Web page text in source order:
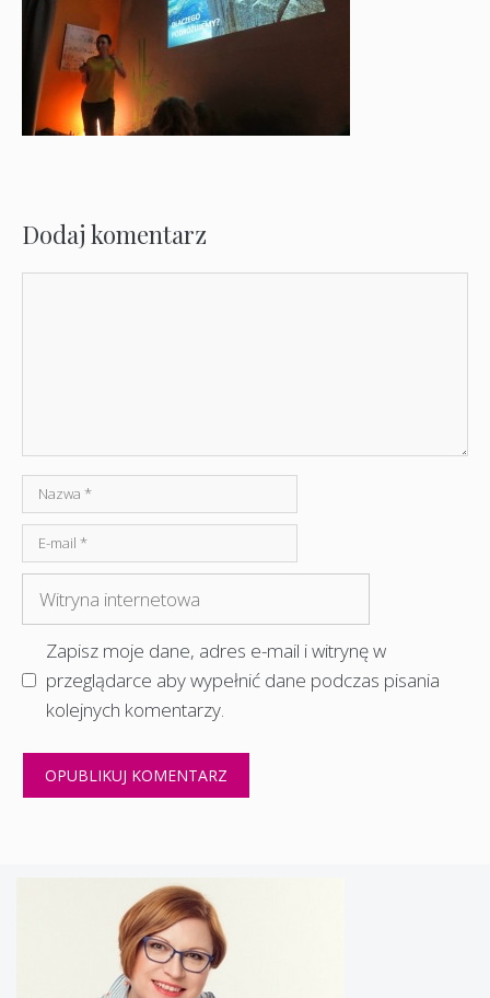
Dodaj komentarz
Nazwa
mail
internetowa
Zapisz moje dane, adres e-mail i witrynę w
przeglądarce aby wypełnić dane podczas pisania
kolejnych komentarzy.